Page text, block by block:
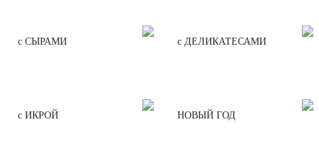
с СЫРАМИ с ДЕЛИКАТЕСАМИ
с ИКРОЙ НОВЫЙ ГОД